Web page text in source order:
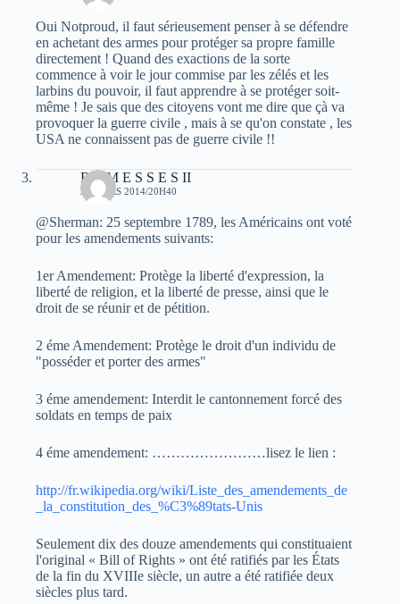
Oui Notproud, il faut sérieusement penser à se défendre
en achetant des armes pour protéger sa propre famille
directement ! Quand des exactions de la sorte
commence à voir le jour commise par les zélés et les
larbins du pouvoir, il faut apprendre à se protéger soit-
même ! Je sais que des citoyens vont me dire que çà va
provoquer la guerre civile , mais à se qu'on constate , les
USA ne connaissent pas de guerre civile !!
R A M E S S E S II
30 MARS 2014/20H40
@Sherman: 25 septembre 1789, les Américains ont voté
pour les amendements suivants:
1er Amendement: Protège la liberté d'expression, la
liberté de religion, et la liberté de presse, ainsi que le
droit de se réunir et de pétition.
2 éme Amendement: Protège le droit d'un individu de
"posséder et porter des armes"
3 éme amendement: Interdit le cantonnement forcé des
soldats en temps de paix
4 éme amendement: ……………………lisez le lien :
http://fr.wikipedia.org/wiki/Liste_des_amendements_de
_la_constitution_des_%C3%89tats-Unis
Seulement dix des douze amendements qui constituaient
l'original « Bill of Rights » ont été ratifiés par les États
de la fin du XVIIIe siècle, un autre a été ratifiée deux
siècles plus tard.